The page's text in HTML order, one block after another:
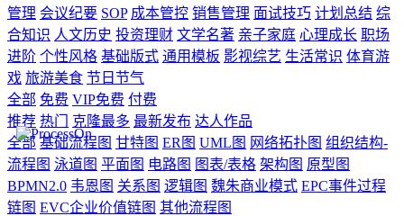
管理 会议纪要 SOP 成本管控 销售管理 面试技巧 计划总结 综
合知识 人文历史 投资理财 文学名著 亲子家庭 心理成长 职场
进阶 个性风格 基础版式 通用模板 影视综艺 生活常识 体育游
戏 旅游美食 节日节气
全部 免费 VIP免费 付费
推荐 热门 克隆最多 最新发布 达人作品
全部 基础流程图 甘特图 ER图 UML图 网络拓扑图 组织结构-
流程图 泳道图 平面图 电路图 图表/表格 架构图 原型图
BPMN2.0 韦恩图 关系图 逻辑图 魏朱商业模式 EPC事件过程
链图 EVC企业价值链图 其他流程图